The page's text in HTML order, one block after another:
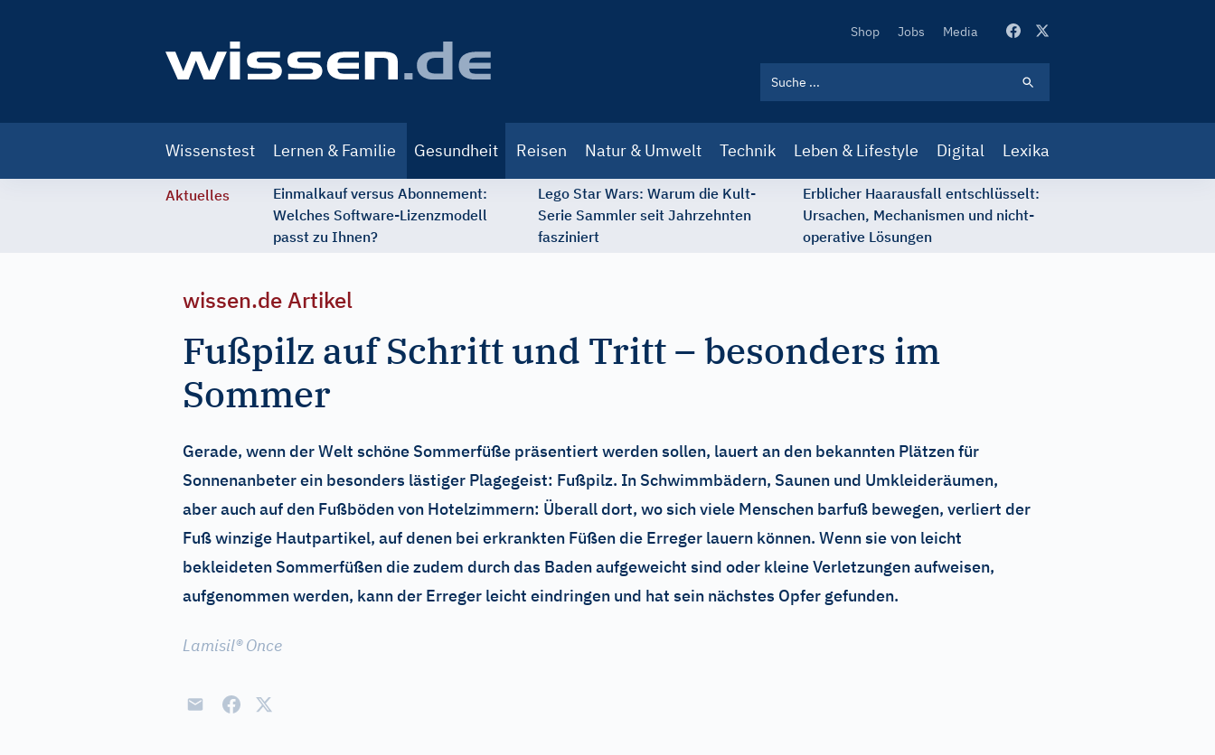
Secondary
Shop Jobs Media
navigation
Wissenstest Lernen & Familie Gesundheit Reisen Natur & Umwelt Technik Leben & Lifestyle Digital Lexika
Aktuelles
Einmalkauf versus Abonnement:
Welches Software-Lizenzmodell
passt zu Ihnen?
Lego Star Wars: Warum die Kult-
Serie Sammler seit Jahrzehnten
fasziniert
Erblicher Haarausfall entschlüsselt:
Ursachen, Mechanismen und nicht-
operative Lösungen
wissen.de Artikel
Fußpilz auf Schritt und Tritt – besonders im
Sommer
Gerade, wenn der Welt schöne Sommerfüße präsentiert werden sollen, lauert an den bekannten Plätzen für
Sonnenanbeter ein besonders lästiger Plagegeist: Fußpilz. In Schwimmbädern, Saunen und Umkleideräumen,
aber auch auf den Fußböden von Hotelzimmern: Überall dort, wo sich viele Menschen barfuß bewegen, verliert der
Fuß winzige Hautpartikel, auf denen bei erkrankten Füßen die Erreger lauern können. Wenn sie von leicht
bekleideten Sommerfüßen die zudem durch das Baden aufgeweicht sind oder kleine Verletzungen aufweisen,
aufgenommen werden, kann der Erreger leicht eindringen und hat sein nächstes Opfer gefunden.
Lamisil® Once